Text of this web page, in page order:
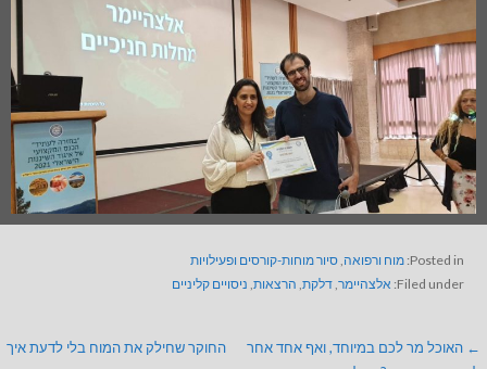
Posted in: מוח ורפואה סיור מוחות-קורסים ופעילויות
Filed under: אלצהיימר, דלקת, הרצאות, ניסויים קליניים
← האוכל מר לכם במיוחד, ואף אחד אחר
החוקר שחילק את המוח בלי לדעת איך